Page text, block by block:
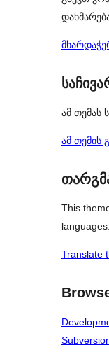
ამ თემას
ამ თემის
This
languages:
Translate